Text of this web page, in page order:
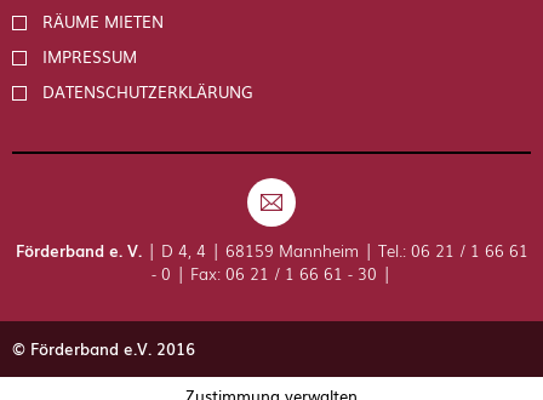
RÄUME MIETEN
IMPRESSUM
DATENSCHUTZERKLÄRUNG
Förderband e. V.| D 4, 4 | 68159 Mannheim | Tel.: 06 21 / 1 66 61
- 0 | Fax: 06 21 / 1 66 61 - 30 |
© Förderband e.V. 2016